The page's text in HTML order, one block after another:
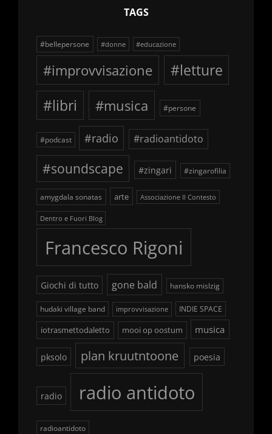
TAGS
#bellepersone #donne #educazione
#improvvisazione
#letture
#libri
#musica #persone
#podcast #radio #radioantidoto
#soundscape #zingari #zingarofilia
amygdala sonatas arte Associazione Il Contesto
Dentro e Fuori Blog
Francesco Rigoni
Giochi di tutto gone bald hansko mislzig
hudaki village band improvvisazione INDIE SPACE
iotrasmettodaletto mooi op oostum musica
pksolo plan kruutntoone poesia
radio radio antidoto
radioantidoto